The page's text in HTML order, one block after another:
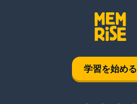
学習を始める